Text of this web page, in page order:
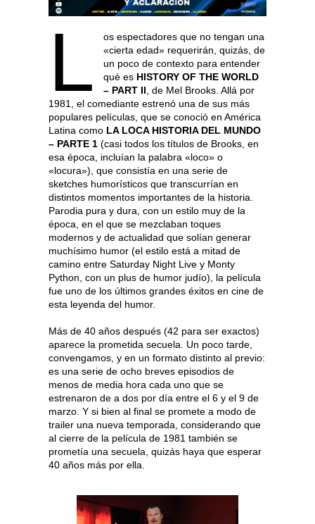
L
os espectadores que no tengan una
«cierta edad» requerirán, quizás, de
un poco de contexto para entender
qué es HISTORY OF THE WORLD
– PART II, de Mel Brooks. Allá por
1981, el comediante estrenó una de sus más
populares películas, que se conoció en América
Latina como LA LOCA HISTORIA DEL MUNDO
– PARTE 1 (casi todos los títulos de Brooks, en
esa época, incluían la palabra «loco» o
«locura»), que consistía en una serie de
sketches humorísticos que transcurrían en
distintos momentos importantes de la historia.
Parodia pura y dura, con un estilo muy de la
época, en el que se mezclaban toques
modernos y de actualidad que solían generar
muchísimo humor (el estilo está a mitad de
camino entre Saturday Night Live y Monty
Python, con un plus de humor judío), la película
fue uno de los últimos grandes éxitos en cine de
esta leyenda del humor.
Más de 40 años después (42 para ser exactos)
aparece la prometida secuela. Un poco tarde,
convengamos, y en un formato distinto al previo:
es una serie de ocho breves episodios de
menos de media hora cada uno que se
estrenaron de a dos por día entre el 6 y el 9 de
marzo. Y si bien al final se promete a modo de
trailer una nueva temporada, considerando que
al cierre de la película de 1981 también se
prometía una secuela, quizás haya que esperar
40 años más por ella.